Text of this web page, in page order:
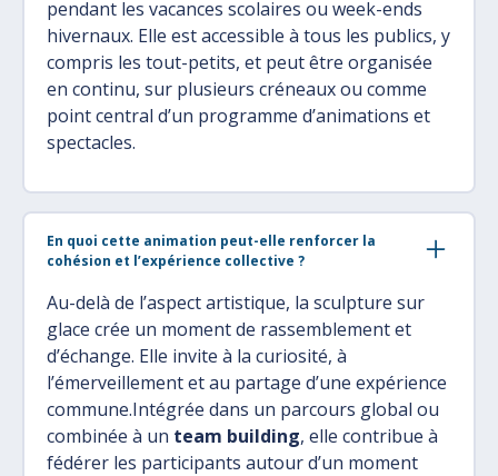
pendant les vacances scolaires ou week-ends
hivernaux. Elle est accessible à tous les publics, y
compris les tout-petits, et peut être organisée
en continu, sur plusieurs créneaux ou comme
point central d’un programme d’animations et
spectacles.
En quoi cette animation peut-elle renforcer la
cohésion et l’expérience collective ?
Au-delà de l’aspect artistique, la sculpture sur
glace crée un moment de rassemblement et
d’échange. Elle invite à la curiosité, à
l’émerveillement et au partage d’une expérience
commune.Intégrée dans un parcours global ou
combinée à un team building, elle contribue à
fédérer les participants autour d’un moment